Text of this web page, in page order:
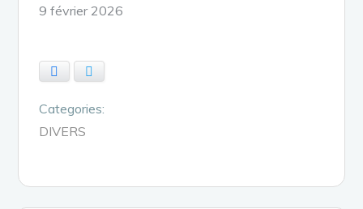
Posted
9 février 2026
Categories:
DIVERS